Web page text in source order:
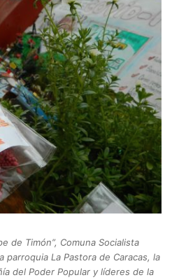
de Timón”, Comuna Socialista
parroquia La Pastora de Caracas, la
del Poder Popular y líderes de la